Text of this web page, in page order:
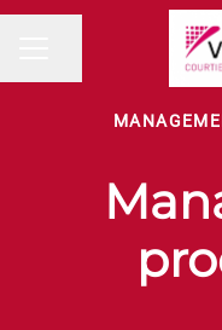
Partager la page